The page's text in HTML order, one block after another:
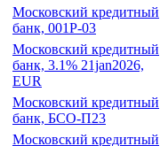
Московский кредитный
банк, 001Р-03
Московский кредитный
банк, 3.1% 21jan2026,
EUR
Московский кредитный
банк, БСО-П23
Московский кредитный